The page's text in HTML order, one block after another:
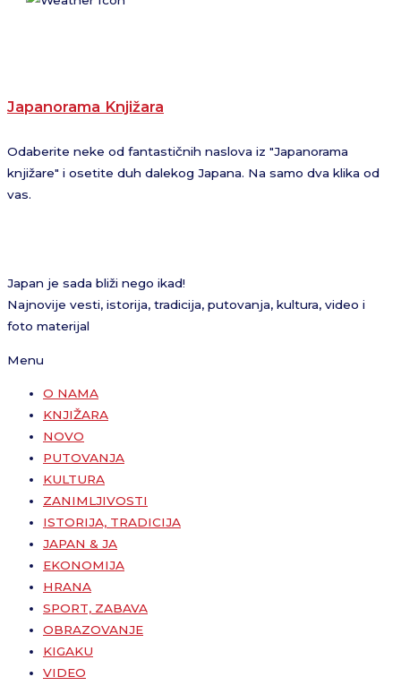
Japanorama Knjižara
Odaberite neke od fantastičnih naslova iz "Japanorama
knjižare" i osetite duh dalekog Japana. Na samo dva klika od
vas.
Japan je sada bliži nego ikad!
Najnovije vesti, istorija, tradicija, putovanja, kultura, video i
foto materijal
Menu
O NAMA
KNJIŽARA
NOVO
PUTOVANJA
KULTURA
ZANIMLJIVOSTI
ISTORIJA, TRADICIJA
JAPAN & JA
EKONOMIJA
HRANA
SPORT, ZABAVA
OBRAZOVANJE
KIGAKU
VIDEO